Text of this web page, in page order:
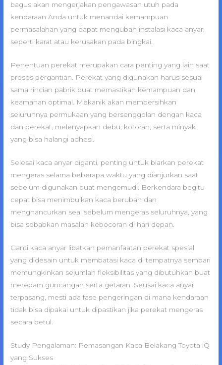
bagus akan mengerjakan pengawasan utuh pada
kendaraan Anda untuk menandai kemampuan
permasalahan yang dapat mengubah instalasi kaca anyar,
seperti karat atau kerusakan pada bingkai.
Penentuan perekat merupakan cara penting yang lain saat
proses pergantian. Perekat yang digunakan harus sesuai
sama rincian pabrik buat memastikan kemampuan dan
keamanan optimal. Mekanik akan membersihkan
seluruhnya permukaan yang bersenggolan dengan kaca
dan perekat, melenyapkan debu, kotoran, serta minyak
yang bisa halangi adhesi.
Selesai kaca anyar diganti, penting untuk biarkan perekat
mengeras selama beberapa waktu yang dianjurkan saat
sebelum digunakan buat mengemudi. Berkendara begitu
cepat bisa menimbulkan kaca berubah dan
menghancurkan seal sebelum mengeras seluruhnya, yang
bisa sebabkan masalah kebocoran di hari depan.
Ganti kaca anyar libatkan pemanfaatan perekat spesial
yang didesain untuk membatasi kaca di tempatnya sembari
memungkinkan sejumlah fleksibilitas yang dibutuhkan buat
meredam guncangan serta getaran. Seusai kaca anyar
terpasang, mesti ada fase pengeringan di mana kendaraan
tidak bisa dipakai untuk dipastikan jika perekat mengeras
secara betul.
Study Pengalaman: Pemasangan Kaca Belakang Toyota iQ
yang Sukses